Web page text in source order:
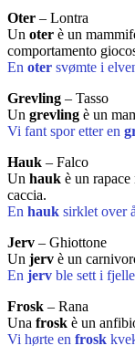
Oter – Lontra
Un oter è un
comportamento
En oter svømte i
Grevling – Tasso
Un grevling è un
Vi fant spor etter en
Hauk – Falco
Un hauk è un rapace
caccia.
En hauk sirklet over
Jerv – Ghiottone
Un jerv è un
En jerv ble sett i
Frosk – Rana
Una frosk è un
Vi hørte en frosk